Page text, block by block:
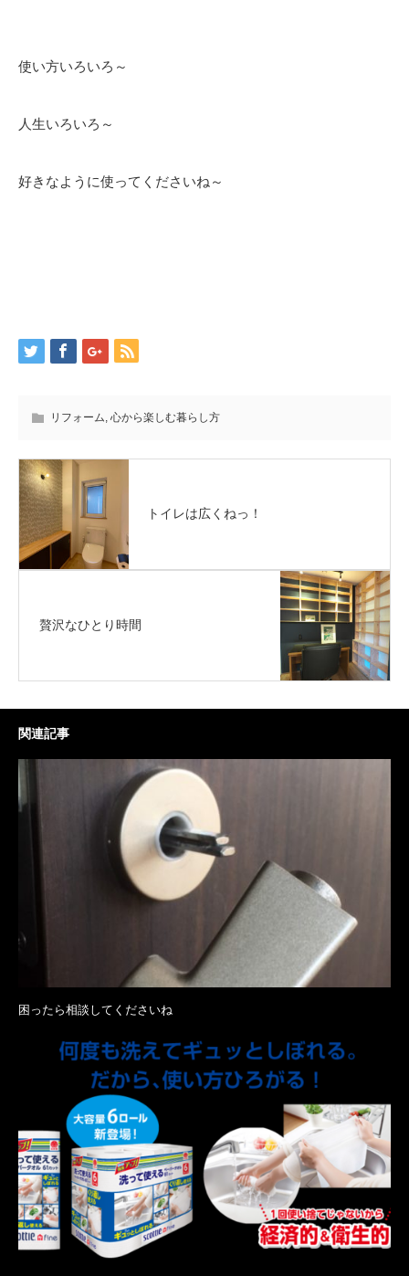
使い方いろいろ～
人生いろいろ～
好きなように使ってくださいね～
リフォーム, 心から楽しむ暮らし方
トイレは広くねっ！
贅沢なひとり時間
関連記事
困ったら相談してくださいね